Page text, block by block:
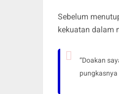
Sebelum
kekuatan dalam
“Doakan